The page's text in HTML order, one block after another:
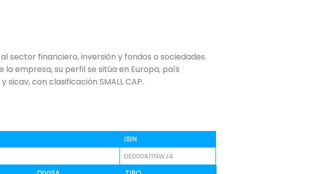
sector financiero, inversión y fondos o sociedades
la empresa, su perfil se sitúa en Europa, país
con clasificación SMALL CAP.
ISIN
DE000A1TNWJ4